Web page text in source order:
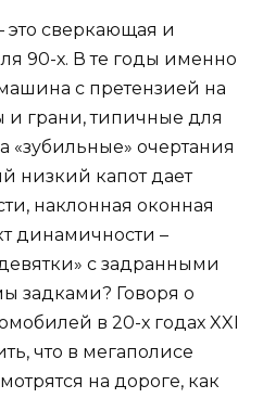
это сверкающая и
90-х. В те годы именно
с претензией на
и грани, типичные для
«зубильные» очертания
низкий капот дает
наклонная оконная
динамичности –
с задранными
задками? Говоря о
в 20-х годах XXI
что в мегаполисе
на дороге, как